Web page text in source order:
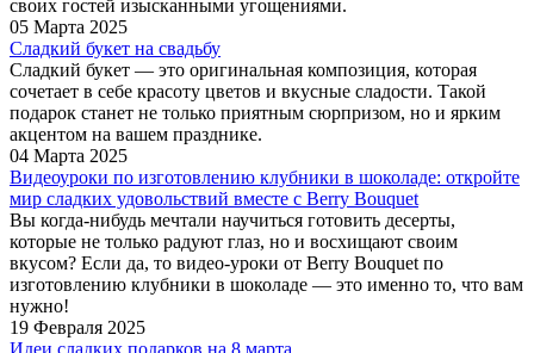
своих гостей изысканными угощениями.
05 Марта 2025
Сладкий букет на свадьбу
Сладкий букет — это оригинальная композиция, которая
сочетает в себе красоту цветов и вкусные сладости. Такой
подарок станет не только приятным сюрпризом, но и ярким
акцентом на вашем празднике.
04 Марта 2025
Видеоуроки по изготовлению клубники в шоколаде: откройте
мир сладких удовольствий вместе с Berry Bouquet
Вы когда-нибудь мечтали научиться готовить десерты,
которые не только радуют глаз, но и восхищают своим
вкусом? Если да, то видео-уроки от Berry Bouquet по
изготовлению клубники в шоколаде — это именно то, что вам
нужно!
19 Февраля 2025